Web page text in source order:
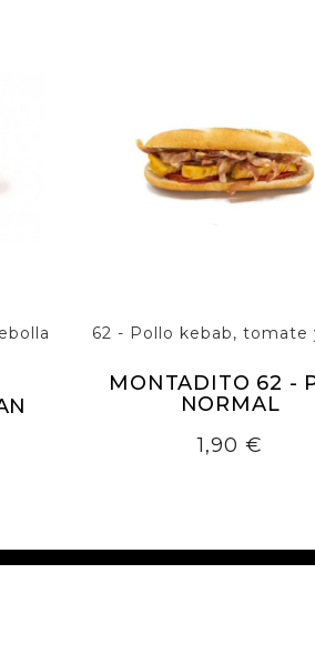
62 - Pollo kebab, tomate
MONTADITO 62 -
NORMAL
Precio
1,90 €